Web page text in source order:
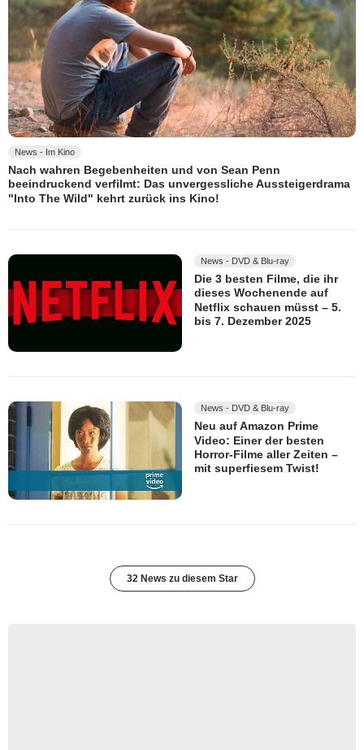
News - Im Kino
Nach wahren Begebenheiten und von Sean Penn
beeindruckend verfilmt: Das unvergessliche Aussteigerdrama
"Into The Wild" kehrt zurück ins Kino!
News - DVD & Blu-ray
Die 3 besten Filme, die ihr
dieses Wochenende auf
Netflix schauen müsst – 5.
bis 7. Dezember 2025
News - DVD & Blu-ray
Neu auf Amazon Prime
Video: Einer der besten
Horror-Filme aller Zeiten –
mit superfiesem Twist!
32 News zu diesem Star